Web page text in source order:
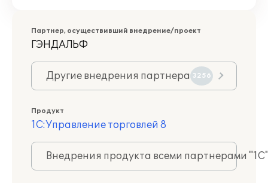
Партнер, осуществивший внедрение/проект
ГЭНДАЛЬФ
Другие внедрения партнера 3256
Продукт
1С:Управление торговлей 8
Внедрения продукта всеми партнерами